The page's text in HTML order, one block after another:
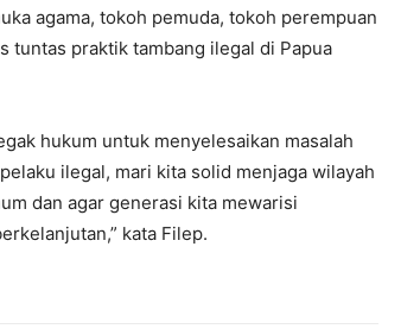
agama, tokoh pemuda, tokoh perempuan
tuntas praktik tambang ilegal di Papua
hukum untuk menyelesaikan masalah
ilegal, mari kita solid menjaga wilayah
dan agar generasi kita mewarisi
kata Filep.